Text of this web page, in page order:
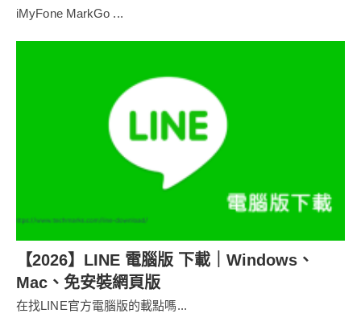
iMyFone MarkGo ...
【2026】LINE 電腦版 下載｜Windows、
Mac、免安裝網頁版
在找LINE官方電腦版的載點嗎...